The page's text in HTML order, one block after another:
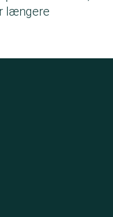
længere